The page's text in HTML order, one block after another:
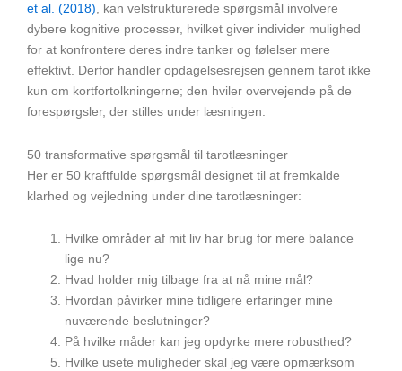
et al. (2018) , kan velstrukturerede spørgsmål involvere
dybere kognitive processer, hvilket giver individer mulighed
for at konfrontere deres indre tanker og følelser mere
effektivt. Derfor handler opdagelsesrejsen gennem tarot ikke
kun om kortfortolkningerne; den hviler overvejende på de
forespørgsler, der stilles under læsningen.
50 transformative spørgsmål til tarotlæsninger
Her er 50 kraftfulde spørgsmål designet til at fremkalde
klarhed og vejledning under dine tarotlæsninger:
Hvilke områder af mit liv har brug for mere balance
lige nu?
Hvad holder mig tilbage fra at nå mine mål?
Hvordan påvirker mine tidligere erfaringer mine
nuværende beslutninger?
På hvilke måder kan jeg opdyrke mere robusthed?
Hvilke usete muligheder skal jeg være opmærksom